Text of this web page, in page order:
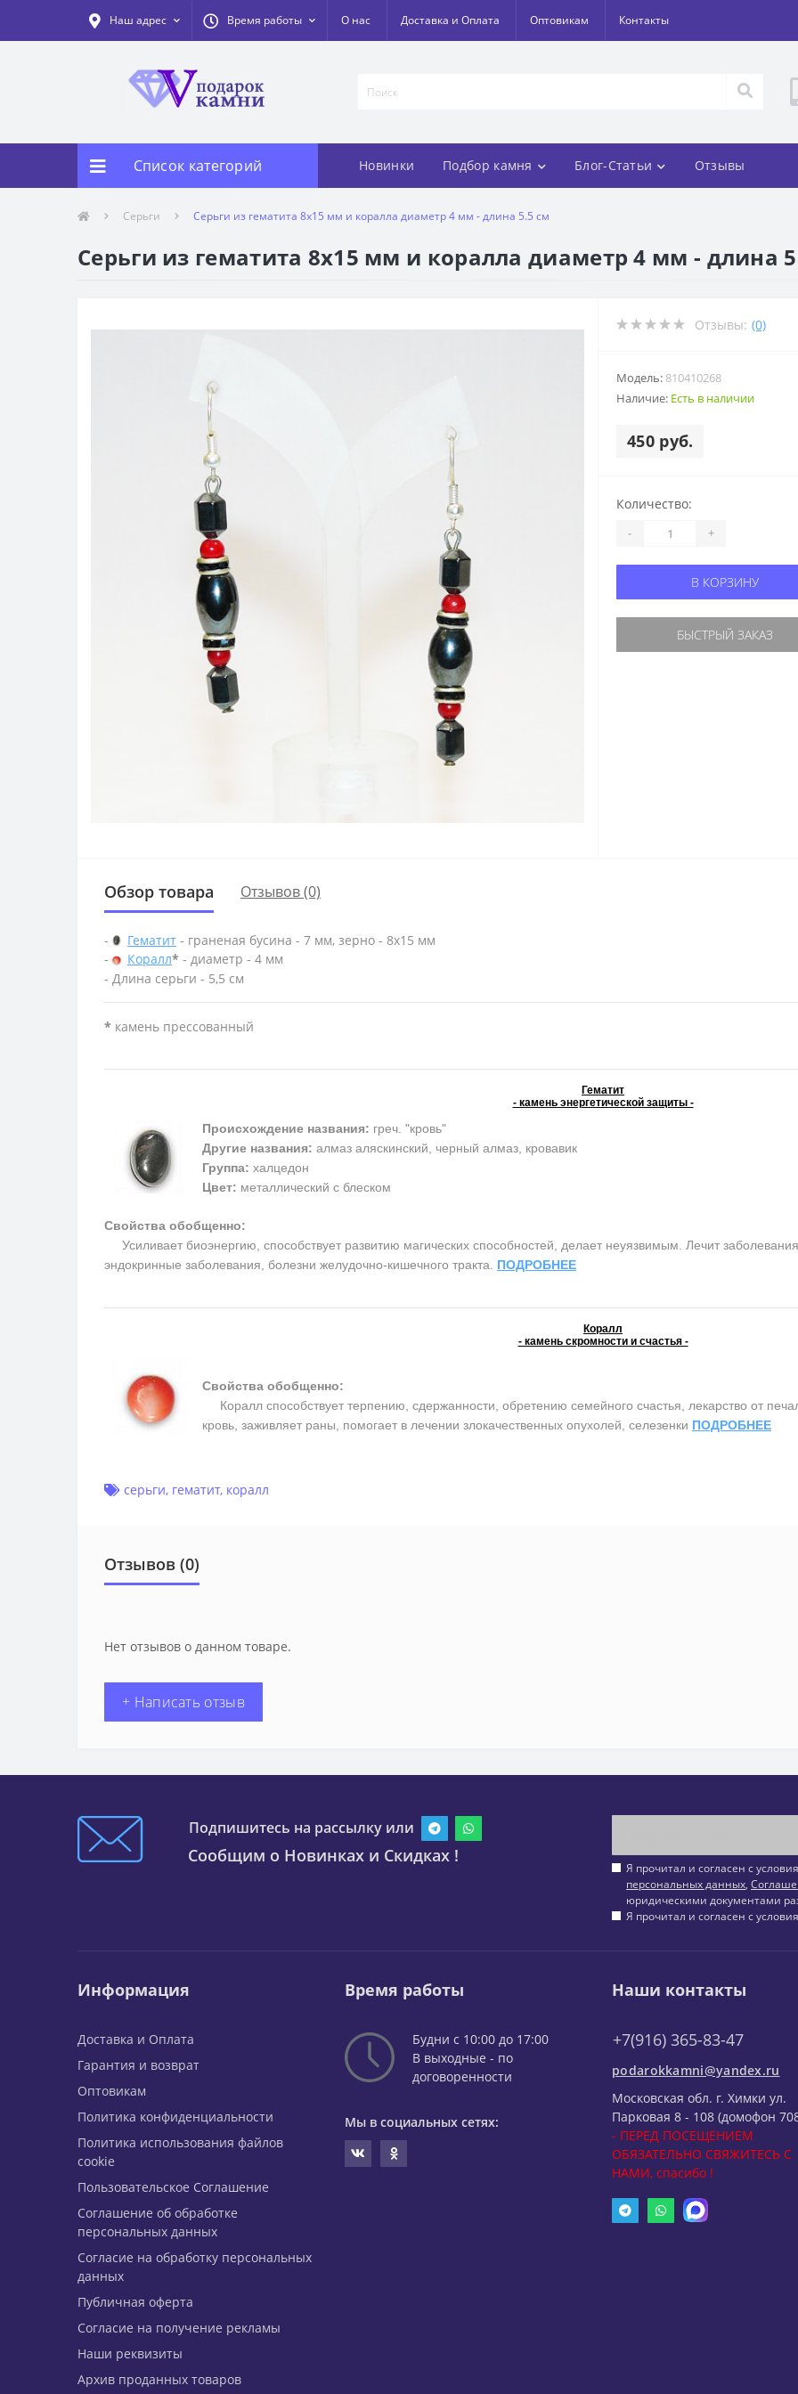
Наш адрес Время работы О нас Доставка и Оплата Оптовикам Контакты
Список категорий Новинки Подбор камня Блог-Статьи Отзывы
Серьги Серьги из гематита 8х15 мм и коралла диаметр 4 мм - длина 5.5 см
Серьги из гематита 8х15 мм и коралла диаметр 4 мм - длина
Отзывы: (0)
Модель: 810410268
Наличие: Есть в наличии
450 руб.
Количество:
- +
В КОРЗИНУ
БЫСТРЫЙ ЗАКАЗ
Обзор товара Отзывов (0)
- Гематит - граненая бусина - 7 мм, зерно - 8х15 мм
-
Коралл* - диаметр - 4 мм
- Длина серьги - 5,5 см
* камень прессованный
Гематит
- камень энергетической защиты -
Происхождение названия: греч. "кровь"
Другие названия: алмаз аляскинский, черный алмаз, кровавик
Группа: халцедон
Цвет: металлический с блеском
Свойства обобщенно:
Усиливает биоэнергию, способствует развитию магических способностей, делает неуязвимым. Лечит
эндокринные заболевания, болезни желудочно-кишечного тракта. ПОДРОБНЕЕ
Коралл
- камень скромности и счастья -
Свойства обобщенно:
Коралл способствует терпению, сдержанности, обретению семейного счастья, лекарство от
кровь, заживляет раны, помогает в лечении злокачественных опухолей, селезенки ПОДРОБНЕЕ
серьги, гематит, коралл
Отзывов (0)
Нет отзывов о данном товаре.
+ Написать отзыв
Подпишитесь на рассылку или
Сообщим о Новинках и Скидках !
Я прочитал и согласен с
персональных данных,
юридическими документами
Я прочитал и согласен с
Информация
Доставка и Оплата
Гарантия и возврат
Оптовикам
Политика конфиденциальности
Политика использования файлов
cookie
Пользовательское Соглашение
Соглашение об обработке
персональных данных
Согласие на обработку персональных
данных
Публичная оферта
Согласие на получение рекламы
Наши реквизиты
Архив проданных товаров
Время работы
Будни с 10:00 до 17:00
В выходные - по
договоренности
Мы в социальных сетях:
Наши контакты
+7(916) 365-83-47
podarokkamni@yandex.ru
Московская обл. г. Химки ул.
Парковая 8 - 108 (домофон
- ПЕРЕД ПОСЕЩЕНИЕМ
ОБЯЗАТЕЛЬНО СВЯЖИТЕСЬ С
НАМИ, спасибо !